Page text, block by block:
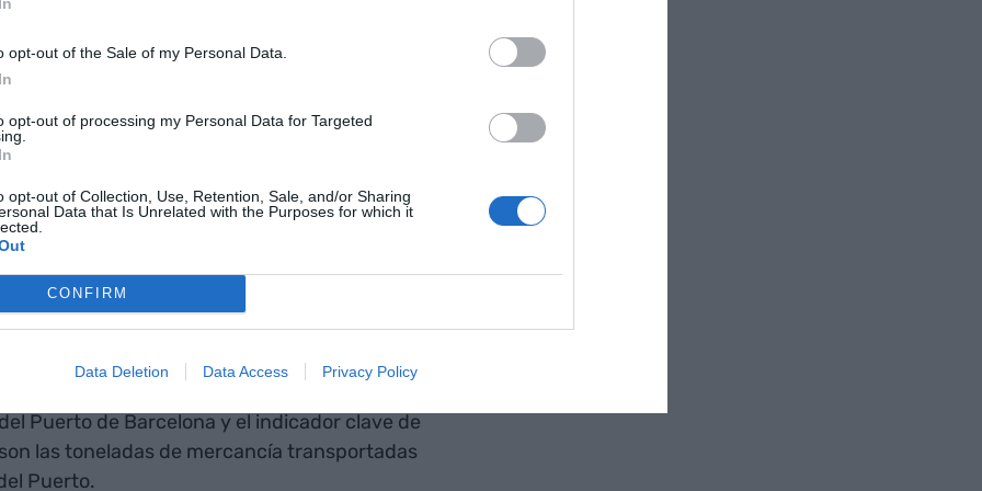
opt-out of the Sale of my Personal Data.
opt-out of processing my Personal Data for Targeted
opt-out of Collection, Use, Retention, Sale, and/or Sharing
Data that Is Unrelated with the Purposes for which it
CONFIRM
Data Deletion Data Access Privacy Policy
el cambio climàtic.
los objetivos
de los
la
en el
& Green al que se ha adherido la
como el año escogido para empezar a medir
Puerto de Barcelona y el indicador clave de
las toneladas de mercancía transportadas
Puerto.